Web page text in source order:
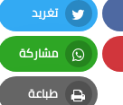
تغريد
Twitter
مشاركة
Whatsapp
طباعة